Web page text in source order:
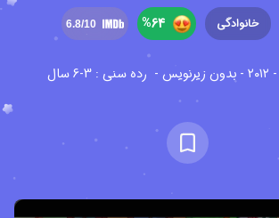
خانوادگی 64
%
6.8/10
- رده سنی : 3-6 سال